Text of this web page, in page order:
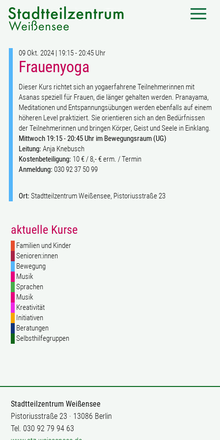
09 Okt. 2024 | 19:15 - 20:45 Uhr
Frauenyoga
Dieser Kurs richtet sich an yogaerfahrene Teilnehmerinnen mit
Asanas speziell für Frauen, die länger gehalten werden. Pranayama,
Meditationen und Entspannungsübungen werden ebenfalls auf einem
höheren Level praktiziert. Sie orientieren sich an den Bedürfnissen
der Teilnehmerinnen und bringen Körper, Geist und Seele in Einklang.
Mittwoch 19:15 - 20:45 Uhr im Bewegungsraum (UG)
Leitung: Anja Knebusch
Kostenbeteiligung: 10 € / 8,- € erm. / Termin
Anmeldung: 030 92 37 50 99
Ort: Stadtteilzentrum Weißensee, Pistoriusstraße 23
aktuelle Kurse
Familien und Kinder
Senioren:innen
Bewegung
Musik
Sprachen
Musik
Kreativität
Initiativen
Beratungen
Selbsthilfegruppen
Stadtteilzentrum Weißensee
Pistoriusstraße 23 · 13086 Berlin
Tel. 030 92 79 94 63